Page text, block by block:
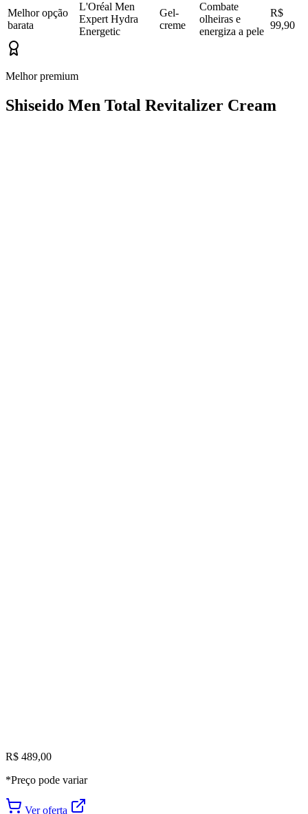
Melhor opção
barata
L'Oréal Men
Expert Hydra
Energetic
Gel-
creme
Combate
olheiras e
energiza a pele
R$
99,90
Melhor premium
Shiseido Men Total Revitalizer Cream
R$ 489,00
*Preço pode variar
Ver oferta